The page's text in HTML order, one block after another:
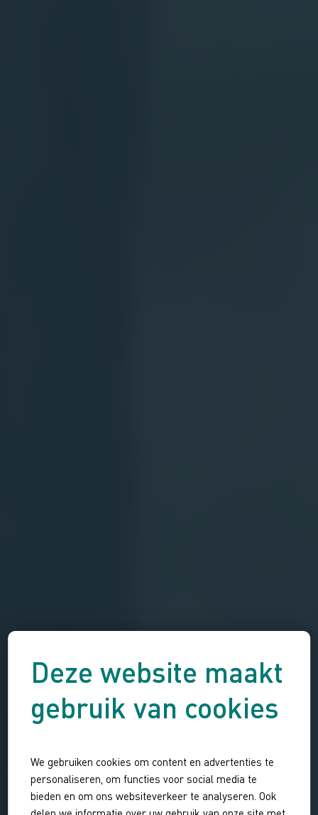
Deze website maakt
gebruik van cookies
We gebruiken cookies om content en advertenties te
personaliseren, om functies voor social media te
bieden en om ons websiteverkeer te analyseren. Ook